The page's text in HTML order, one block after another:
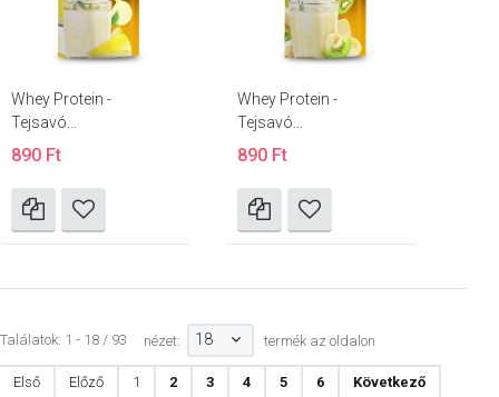
Whey Protein -
Tejsavó...
890 Ft
Whey Protein -
Tejsavó...
890 Ft
Találatok: 1 - 18 / 93 nézet: 18 termék az oldalon
Első Előző 1 2 3 4 5 6 Következő